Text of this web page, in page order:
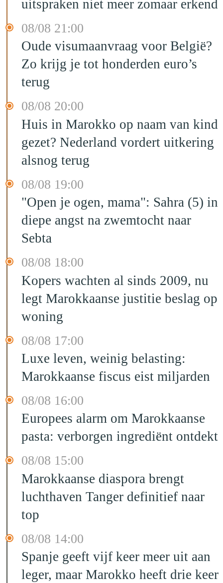
uitspraken niet meer zomaar erkend
08/08 21:00
Oude visumaanvraag voor België?
Zo krijg je tot honderden euro’s
terug
08/08 20:00
Huis in Marokko op naam van kind
gezet? Nederland vordert uitkering
alsnog terug
08/08 19:00
"Open je ogen, mama": Sahra (5) in
diepe angst na zwemtocht naar
Sebta
08/08 18:00
Kopers wachten al sinds 2009, nu
legt Marokkaanse justitie beslag op
woning
08/08 17:00
Luxe leven, weinig belasting:
Marokkaanse fiscus eist miljarden
08/08 16:00
Europees alarm om Marokkaanse
pasta: verborgen ingrediënt ontdekt
08/08 15:00
Marokkaanse diaspora brengt
luchthaven Tanger definitief naar
top
08/08 14:00
Spanje geeft vijf keer meer uit aan
leger, maar Marokko heeft drie keer